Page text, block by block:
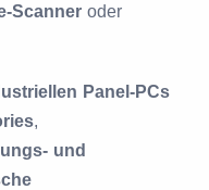
Scanner oder
Panel-PCs
,
und